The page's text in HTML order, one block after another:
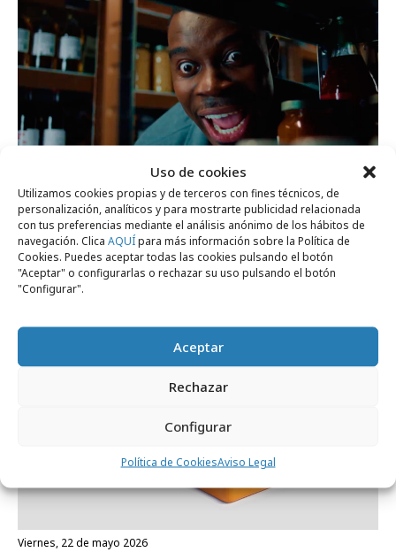
Uso de cookies
Utilizamos cookies propias y de terceros con fines técnicos, de
personalización, analíticos y para mostrarte publicidad relacionada
con tus preferencias mediante el análisis anónimo de los hábitos de
navegación. Clica AQUÍpara más información sobre la Política de
Cookies. Puedes aceptar todas las cookies pulsando el botón
"Aceptar" o configurarlas o rechazar su uso pulsando el botón
"Configurar".
Aceptar
Rechazar
Configurar
Política de CookiesAviso Legal
martes, 14 de julio 2026
Jumbo lanza el nuevo juego de mesa Match
My Beat
Marcas y ESG
viernes, 22 de mayo 2026